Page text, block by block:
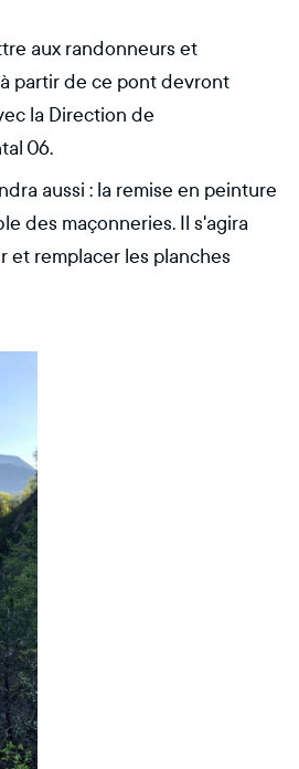
aux randonneurs et
partir de ce pont devront
la Direction de
06.
aussi : la remise en peinture
des maçonneries. Il s'agira
et remplacer les planches